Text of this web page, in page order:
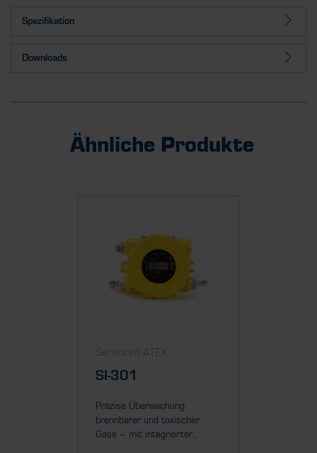
Spezifikation
Downloads
Ähnliche Produkte
Sensoren ATEX
SI-301
Präzise Überwachung
brennbarer und toxischer
Gase – mit integrierter...